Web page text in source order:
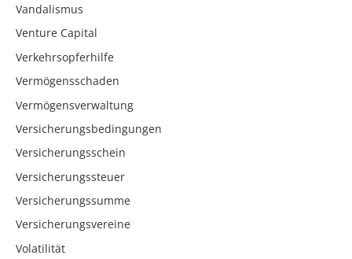
Vandalismus
Venture Capital
Verkehrsopferhilfe
Vermögensschaden
Vermögensverwaltung
Versicherungsbedingungen
Versicherungsschein
Versicherungssteuer
Versicherungssumme
Versicherungsvereine
Volatilität